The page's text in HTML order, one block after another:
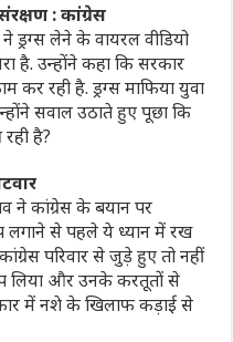
: कांग्रेस
ड्रग्स लेने के वायरल वीडियो
है. उन्होंने कहा कि सरकार
कर रही है. ड्रग्स माफिया युवा
सवाल उठाते हुए पूछा कि
है?
ने कांग्रेस के बयान पर
लगाने से पहले ये ध्यान में रख
परिवार से जुड़े हुए तो नहीं
लिया और उनके करतूतों से
में नशे के खिलाफ कड़ाई से